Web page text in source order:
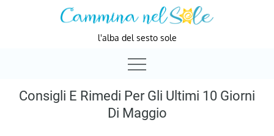
l'alba del sesto sole
Consigli E Rimedi Per Gli Ultimi 10 Giorni
Di Maggio